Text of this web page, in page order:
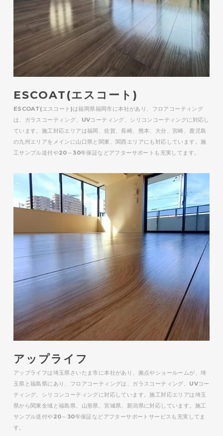
ESCOAT(エスコート)
ESCOAT(エスコート)は福岡県福岡市に本社があり、フロアコーティング
は、ガラスコーティング、UVコーティング、シリコンコーティングに対応し
ています。施工対応エリアは福岡、佐賀、長崎、熊本、大分、宮崎、鹿児島
の九州エリアをメインに山口県と関東、関西エリアにも対応しています。施
工サンプル送付や20～30年保証などアフターサポートも充実してます。
アップライフ
アップライフは埼玉県さいたま市に本社があり、拠点やショールームが、埼
玉県と福島県にあり、フロアコーティングは、ガラスコーティング、UVコー
ティング、シリコンコーティングに対応しています。施工対応エリアは埼玉
県から関東全域と福島県、山形県、宮城県、新潟県に対応しています。施工
サンプル送付や20～30年保証などアフターサポートサービスも充実してま
す。